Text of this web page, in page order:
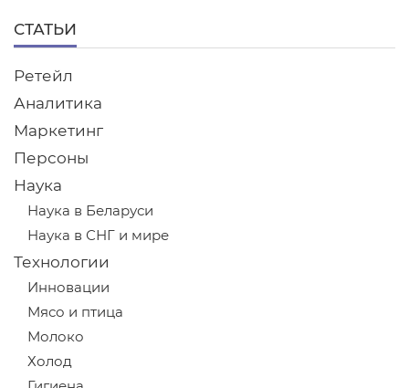
СТАТЬИ
Ретейл
Аналитика
Маркетинг
Персоны
Наука
Наука в Беларуси
Наука в СНГ и мире
Технологии
Инновации
Мясо и птица
Молоко
Холод